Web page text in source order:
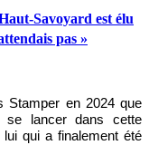
Savoyard est élu
pas »
Stamper en 2024 que
se lancer dans cette
qui a finalement été